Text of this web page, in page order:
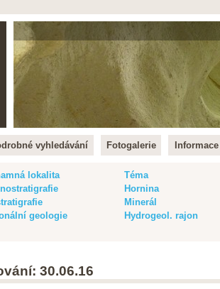
vyhledávání Fotogalerie
lokalita Téma
Hornina
Minerál
geologie Hydrogeol. rajon
30.06.16